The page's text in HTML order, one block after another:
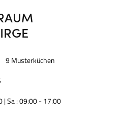
9 Musterküchen
| Sa : 09:00 - 17:00